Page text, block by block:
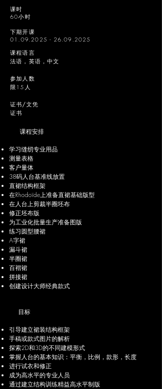
课时
60小时
下期开课
01.09.2025 - 26.09.2025
课程语言
法语，英语，中文
参加人数
限15人
证书/文凭
证书
课程安排
学习缝纫专业用品
测量表格
客户量体
38码人台基准线放置
直裙结构框架
在Rhodoïde上准备直裙基础版型
在人台上剪裁半圈坯布
修正坯布版
为工业化批量生产准备图版
练习圆型腰裙
A字裙
漏斗裙
半圈裙
百褶裙
拼接裙
创建设计大师经典款式
目标
引导建立裙装结构框架
手稿或款式图片的解析
探索2D和3D的不同建模形式
掌握人台的基本知识：平衡，比例，款形，长度
进行试衣和修正
成为高水平的专业人员
通过建立结构训练精益高水平制版